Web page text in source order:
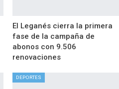
El Leganés cierra la primera
fase de la campaña de
abonos con 9.506
renovaciones
DEPORTES